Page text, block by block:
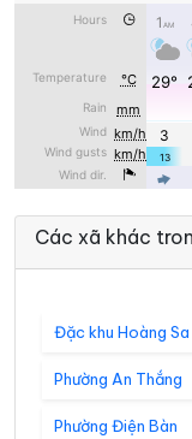
Các xã khác
Đặc khu Hoàng Sa
Phường An Thắng
Phường Điện Bàn